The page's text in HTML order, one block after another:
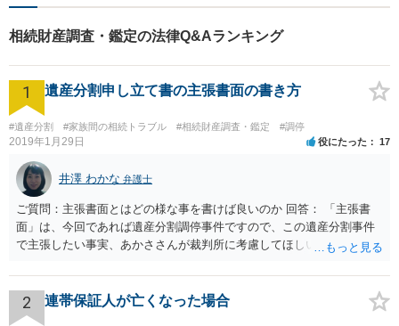
相続財産調査・鑑定の法律Q&Aランキング
1 遺産分割申し立て書の主張書面の書き方
#遺産分割 #家族間の相続トラブル #相続財産調査・鑑定 #調停
2019年1月29日 役にたった 17
井澤 わかな 弁護士
ご質問：主張書面とはどの様な事を書けば良いのか 回答： 「主張書
面」は、今回であれば遺産分割調停事件ですので、この遺産分割事件
で主張したい事実、あかささんが裁判所に考慮してほしいと思う、亡
ります。 もし、主張したい事実や考慮してほしい事情に関連して
資料を持っているようであれば、主張書面とは別で提出できます。も
し、お姉さんに見られたくないような資料がある場合、「非開示の希
2 連帯保証人が亡くなった場合